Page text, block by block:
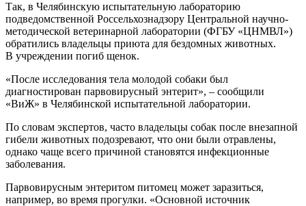
Так, в Челябинскую испытательную лабораторию
подведомственной Россельхознадзору Центральной научно-
методической ветеринарной лаборатории (ФГБУ «ЦНМВЛ»)
обратились владельцы приюта для бездомных животных.
В учреждении погиб щенок.
«После исследования тела молодой собаки был
диагностирован парвовирусный энтерит», – сообщили
«ВиЖ» в Челябинской испытательной лаборатории.
По словам экспертов, часто владельцы собак после внезапной
гибели животных подозревают, что они были отравлены,
однако чаще всего причиной становятся инфекционные
заболевания.
Парвовирусным энтеритом питомец может заразиться,
например, во время прогулки. «Основной источник